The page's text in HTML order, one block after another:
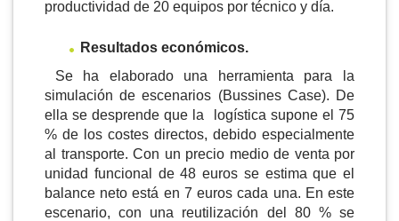
productividad de 20 equipos por técnico y día.
Resultados económicos.
Se ha elaborado una herramienta para la
simulación de escenarios (Bussines Case). De
ella se desprende que la logística supone el 75
% de los costes directos, debido especialmente
al transporte. Con un precio medio de venta por
unidad funcional de 48 euros se estima que el
balance neto está en 7 euros cada una. En este
escenario, con una reutilización del 80 % se